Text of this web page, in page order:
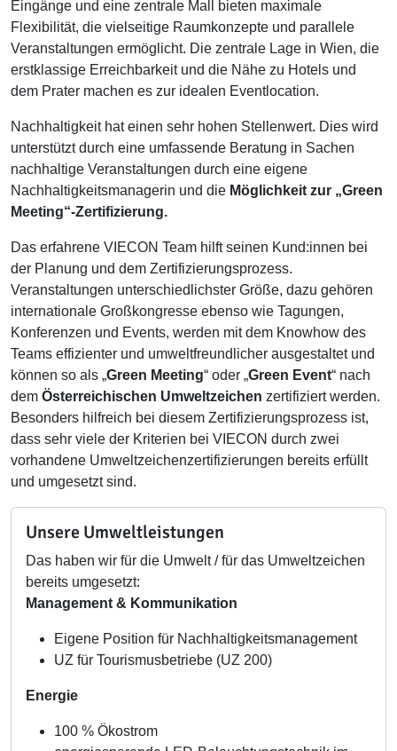
Eingänge und eine zentrale Mall bieten maximale
Flexibilität, die vielseitige Raumkonzepte und parallele
Veranstaltungen ermöglicht. Die zentrale Lage in Wien, die
erstklassige Erreichbarkeit und die Nähe zu Hotels und
dem Prater machen es zur idealen Eventlocation.
Nachhaltigkeit hat einen sehr hohen Stellenwert. Dies wird
unterstützt durch eine umfassende Beratung in Sachen
nachhaltige Veranstaltungen durch eine eigene
Nachhaltigkeitsmanagerin und die Möglichkeit zur „Green
Meeting“-Zertifizierung.
Das erfahrene VIECON Team hilft seinen Kund:innen bei
der Planung und dem Zertifizierungsprozess.
Veranstaltungen unterschiedlichster Größe, dazu gehören
internationale Großkongresse ebenso wie Tagungen,
Konferenzen und Events, werden mit dem Knowhow des
Teams effizienter und umweltfreundlicher ausgestaltet und
können so als „Green Meeting“ oder „Green Event“ nach
dem Österreichischen Umweltzeichen zertifiziert werden.
Besonders hilfreich bei diesem Zertifizierungsprozess ist,
dass sehr viele der Kriterien bei VIECON durch zwei
vorhandene Umweltzeichenzertifizierungen bereits erfüllt
und umgesetzt sind.
Unsere Umweltleistungen
Das haben wir für die Umwelt / für das Umweltzeichen
bereits umgesetzt:
Management & Kommunikation
Eigene Position für Nachhaltigkeitsmanagement
UZ für Tourismusbetriebe (UZ 200)
Energie
100 % Ökostrom